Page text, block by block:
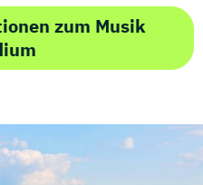
zum Musik